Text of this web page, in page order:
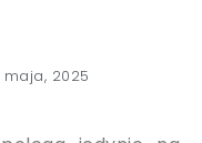
maja, 2025